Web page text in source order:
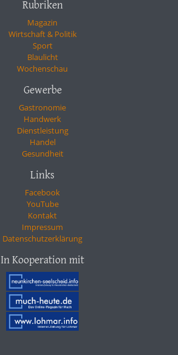
Rubriken
Magazin
Wirtschaft & Politik
Sport
Blaulicht
Wochenschau
Gewerbe
Gastronomie
Handwerk
Dienstleistung
Handel
Gesundheit
Links
Facebook
YouTube
Kontakt
Impressum
Datenschutzerklärung
In Kooperation mit